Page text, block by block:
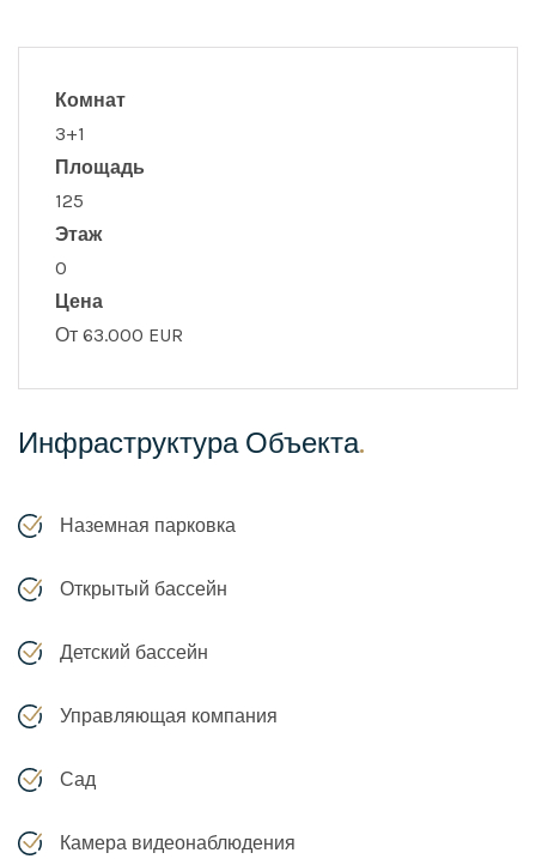
Комнат
3+1
Площадь
125
Этаж
0
Цена
От 63.000 EUR
Инфраструктура Объекта.
Наземная парковка
Открытый бассейн
Детский бассейн
Управляющая компания
Сад
Камера видеонаблюдения